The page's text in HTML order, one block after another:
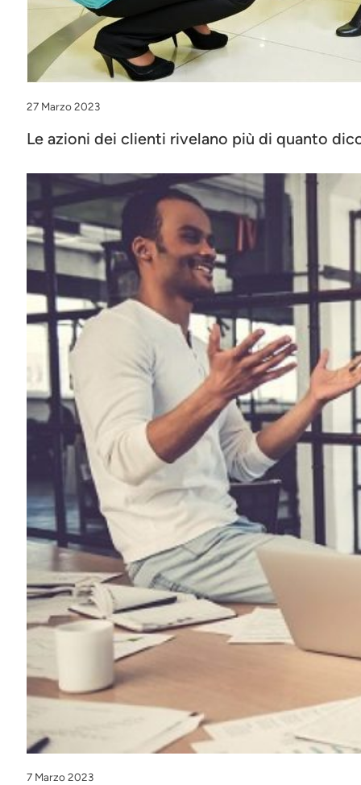
27 Marzo 2023
Le azioni dei clienti rivelano più di quanto
7 Marzo 2023